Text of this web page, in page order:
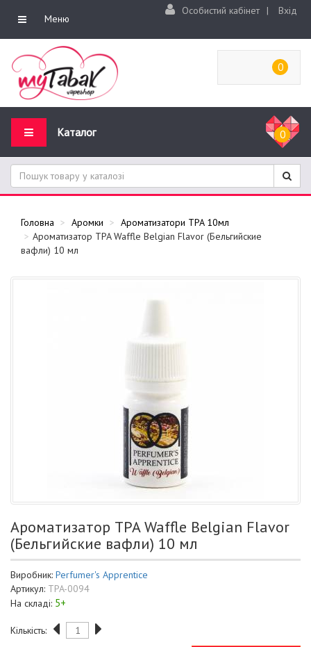
Меню
Особистий кабінет | Вхід
0
Каталог 0
Головна Аромки
Ароматизатори TPA 10мл
Ароматизатор TPA Waffle Belgian Flavor (Бельгийские
вафли) 10 мл
Ароматизатор TPA Waffle Belgian Flavor
(Бельгийские вафли) 10 мл
Виробник: Perfumer's Apprentice
Артикул: TPA-0094
На складі: 5+
Кількість: